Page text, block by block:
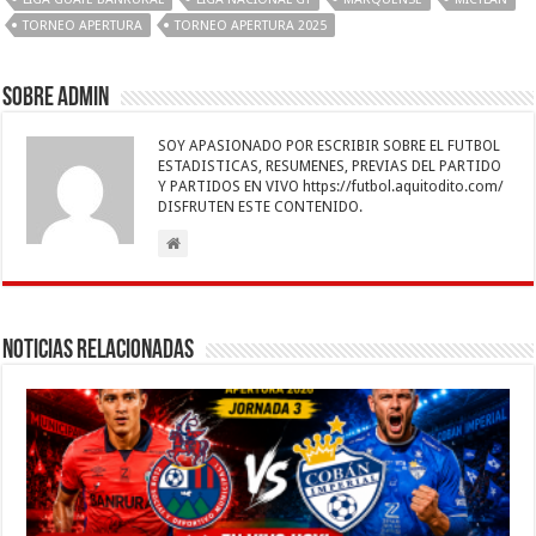
o
p
n er m ti
TORNEO APERTURA
TORNEO APERTURA 2025
Sobre admin
SOY APASIONADO POR ESCRIBIR SOBRE EL FUTBOL
ESTADISTICAS, RESUMENES, PREVIAS DEL PARTIDO
Y PARTIDOS EN VIVO https://futbol.aquitodito.com/
DISFRUTEN ESTE CONTENIDO.
Noticias Relacionadas